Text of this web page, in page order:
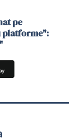
pe
platforme":